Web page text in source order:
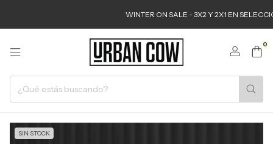
WINTER ON SALE - 3X2 Y 2X1 EN
0
SIN STOCK